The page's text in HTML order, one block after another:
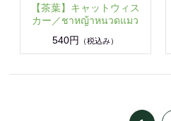
【茶葉】キャットウィス
カー／ชาหญ้าหนวดแมว
540円
（税込み）